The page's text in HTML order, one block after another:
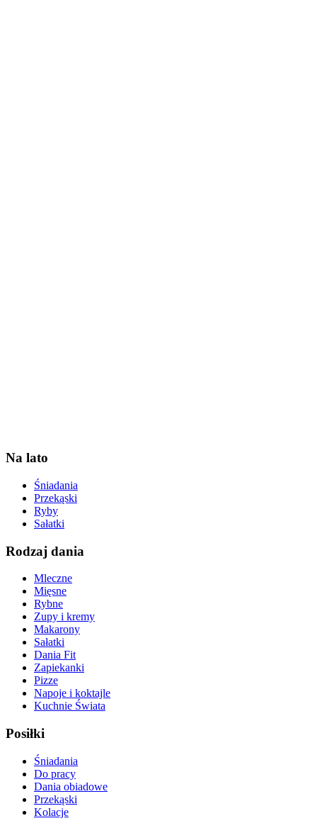
Na lato
Śniadania
Przekąski
Ryby
Sałatki
Rodzaj dania
Mleczne
Mięsne
Rybne
Zupy i kremy
Makarony
Sałatki
Dania Fit
Zapiekanki
Pizze
Napoje i koktajle
Kuchnie Świata
Posiłki
Śniadania
Do pracy
Dania obiadowe
Przekąski
Kolacje